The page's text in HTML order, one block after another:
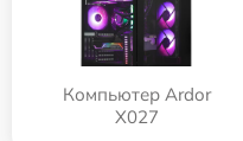
Компьютер Ardor
X027